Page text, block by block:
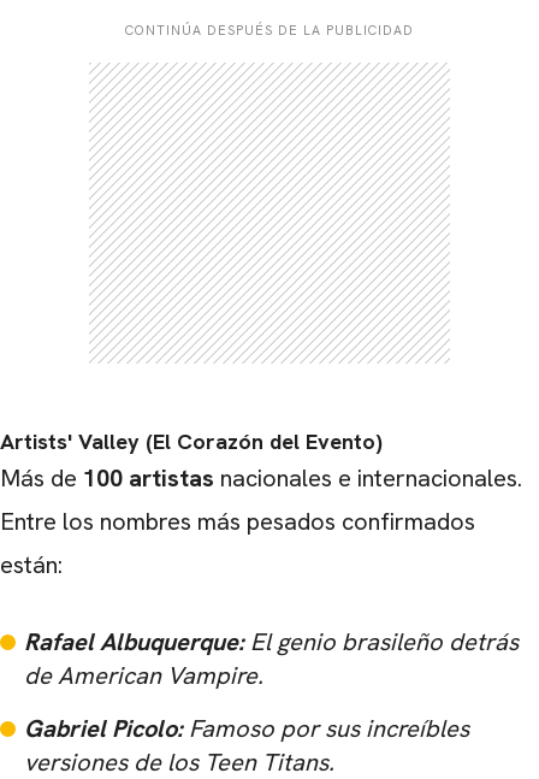
CONTINÚA DESPUÉS DE LA PUBLICIDAD
Artists' Valley (El Corazón del Evento)
Más de 100 artistas nacionales e internacionales.
Entre los nombres más pesados confirmados
están:
Rafael Albuquerque:El genio brasileño detrás
deAmerican Vampire.
Gabriel Picolo:Famoso por sus increíbles
versiones de los Teen Titans.